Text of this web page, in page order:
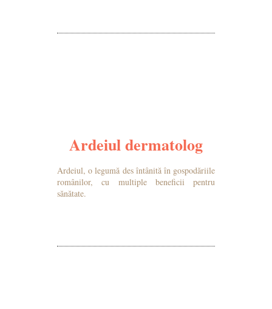
Ardeiul dermatolog
Ardeiul, o legumă des întânită în gospodăriile
românilor, cu multiple beneficii pentru
sănătate.